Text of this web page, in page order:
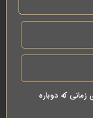
که دوباره